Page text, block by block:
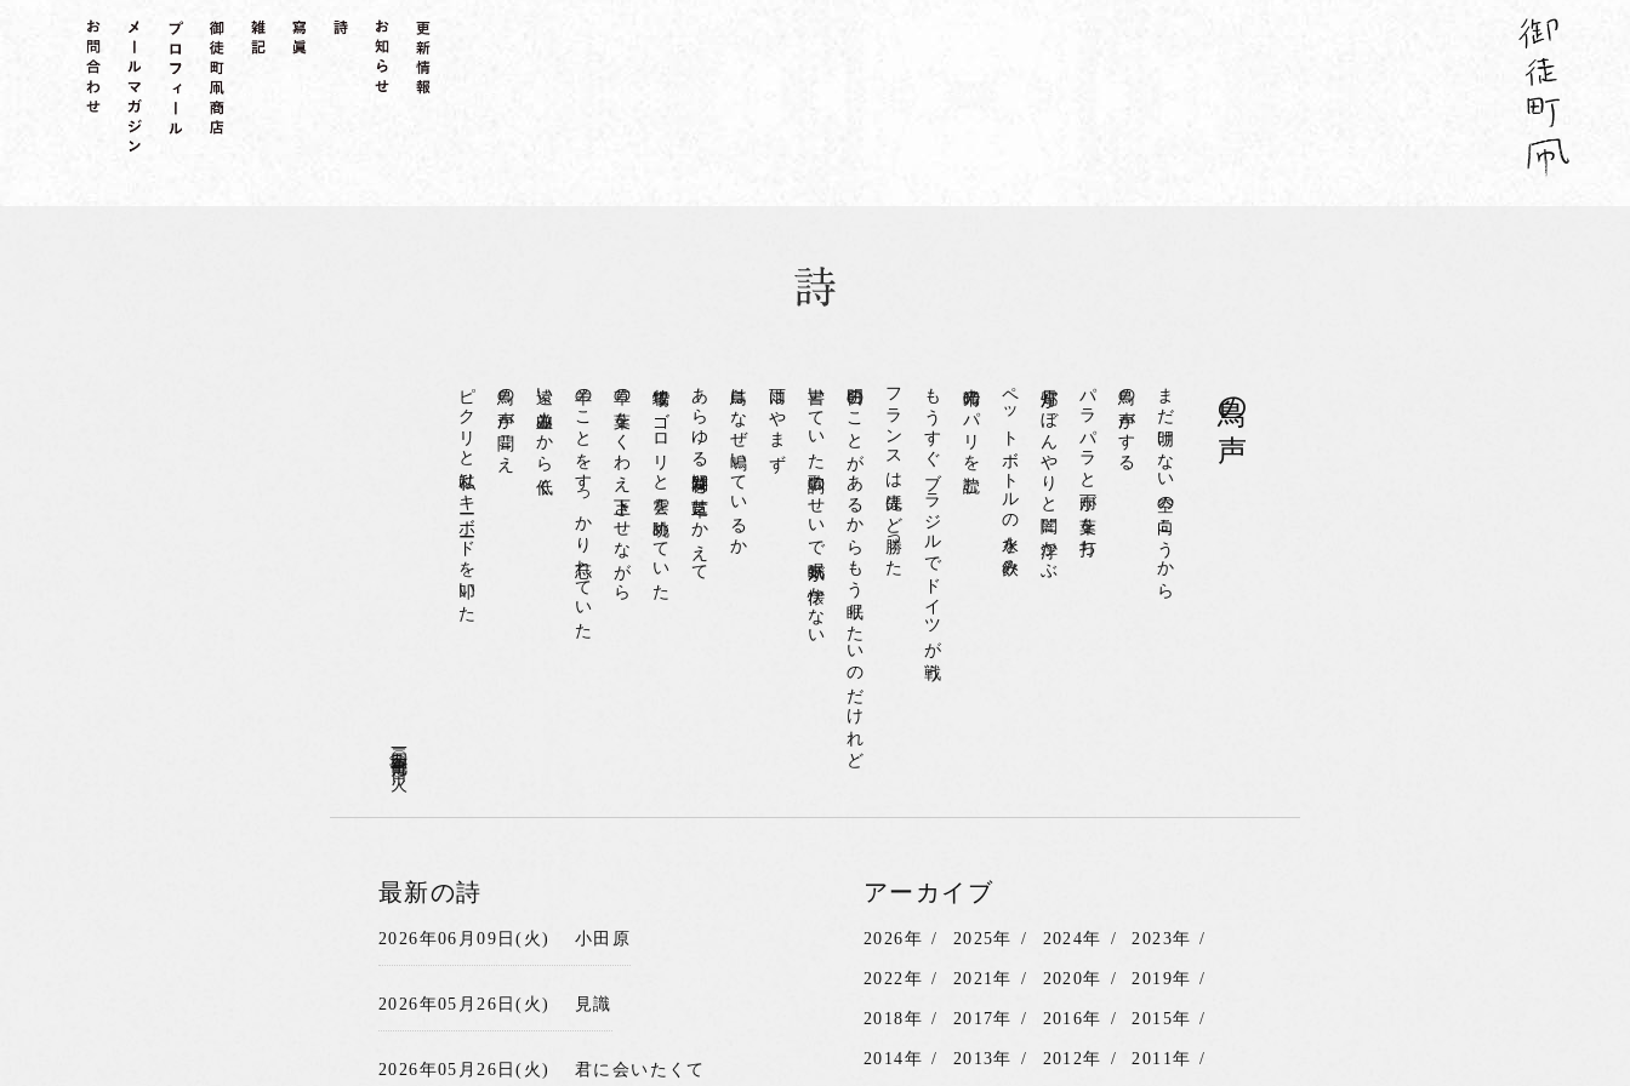
鳥の声
まだ明けない空の向こうから
鳥の声がする
パラパラと雨が葉を打ち
電灯がぼんやりと闇に浮かぶ
ペットボトルの水を飲み
光晴のパリを読む
もうすぐブラジルでドイツが戦う
フランスは先ほど勝った
明日のことがあるからもう眠りたいのだけれど
書いていた歌詞のせいで眠気が懐かない
雨はやまず
鳥はなぜ鳴いているか
あらゆる疑問符を芝草にかえて
牧場でゴロリと雲を眺めていた
草の葉をくわえ上下させながら
羊のことをすっかり忘れていた
遠い山並みから低く
鳥の声が聞こえ
ピクリと私はキーボードを叩いた
二〇一四年〇七月〇一日(火)
最新の詩
2026年06月09日(火) 小田原
2026年05月26日(火) 見識
2026年05月26日(火) 君に会いたくて
アーカイブ
2026年 2025年 2024年 2023年
2022年 2021年 2020年 2019年
2018年 2017年 2016年 2015年
2014年 2013年 2012年 2011年